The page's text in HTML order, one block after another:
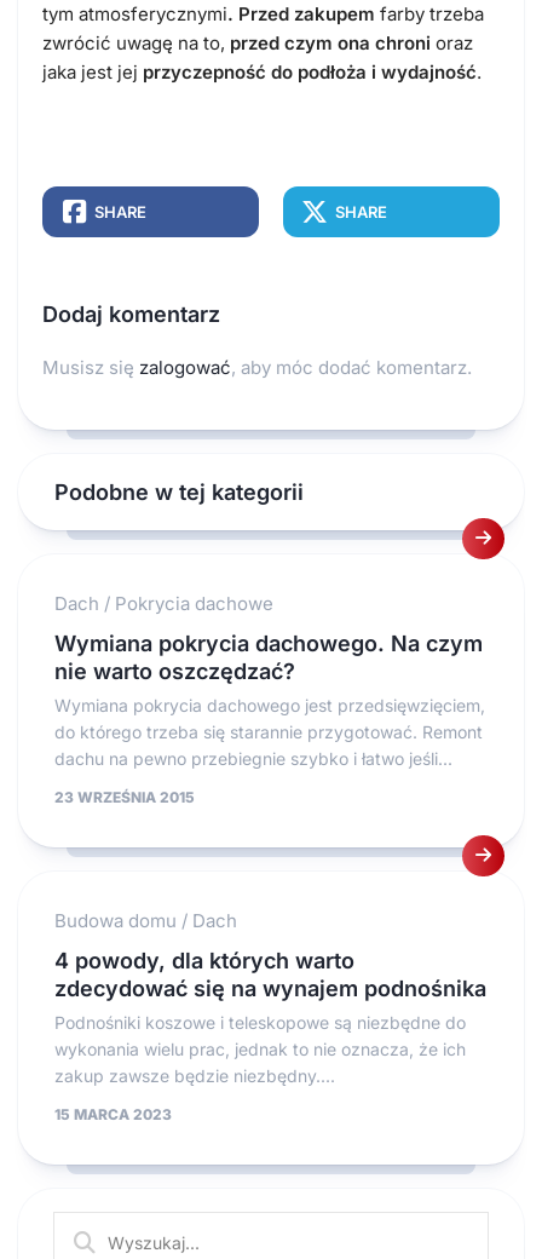
tym atmosferycznymi. Przed zakupem farby trzeba
zwrócić uwagę na to, przed czym ona chroni oraz
jaka jest jej przyczepność do podłoża i wydajność.
SHARE SHARE
Dodaj komentarz
Musisz się zalogować, aby móc dodać komentarz.
Podobne w tej kategorii
Dach / Pokrycia dachowe
Wymiana pokrycia dachowego. Na czym
nie warto oszczędzać?
Wymiana pokrycia dachowego jest przedsięwzięciem,
do którego trzeba się starannie przygotować. Remont
dachu na pewno przebiegnie szybko i łatwo jeśli...
23 WRZEŚNIA 2015
Budowa domu / Dach
4 powody, dla których warto
zdecydować się na wynajem podnośnika
Podnośniki koszowe i teleskopowe są niezbędne do
wykonania wielu prac, jednak to nie oznacza, że ich
zakup zawsze będzie niezbędny....
15 MARCA 2023